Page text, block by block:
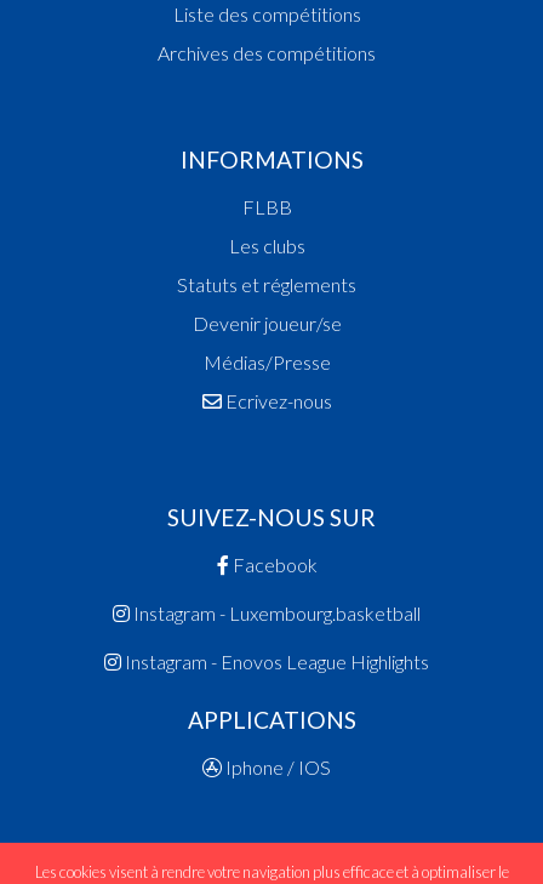
Liste des compétitions
Archives des compétitions
INFORMATIONS
FLBB
Les clubs
Statuts et réglements
Devenir joueur/se
Médias/Presse
Ecrivez-nous
SUIVEZ-NOUS SUR
Facebook
Instagram - Luxembourg.basketball
Instagram - Enovos League Highlights
APPLICATIONS
Iphone / IOS
Les cookies visent à rendre votre navigation plus efficace et à optimaliser le